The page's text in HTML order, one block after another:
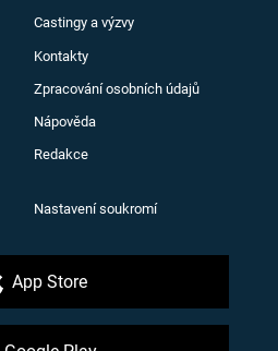
Castingy a výzvy
Kontakty
Zpracování osobních údajů
Nápověda
Redakce
Nastavení soukromí
App Store